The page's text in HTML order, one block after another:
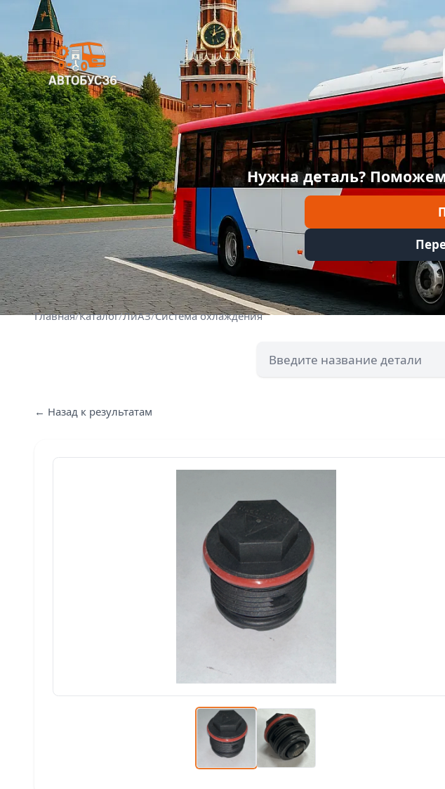
Нужна деталь?
Главная/Каталог/ЛиАЗ/Система охлаждения
← Назад к результатам